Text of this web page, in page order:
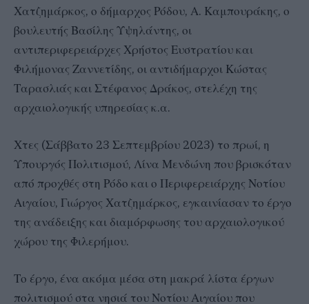
Χατζημάρκος, ο δήμαρχος Ρόδου, Α. Καμπουράκης, ο
βουλευτής Βασίλης Υψηλάντης, οι
αντιπεριφερειάρχες Χρήστος Ευστρατίου και
Φιλήμονας Ζαννετίδης, οι αντιδήμαρχοι Κώστας
Ταρασλιάς και Στέφανος Δράκος, στελέχη της
αρχαιολογικής υπηρεσίας κ.α.
Χτες (Σάββατο 23 Σεπτεμβρίου 2023) το πρωί, η
Υπουργός Πολιτισμού, Λίνα Μενδώνη που βρισκόταν
από προχθές στη Ρόδο και ο Περιφερειάρχης Νοτίου
Αιγαίου, Γιώργος Χατζημάρκος, εγκαινίασαν το έργο
της ανάδειξης και διαμόρφωσης του αρχαιολογικού
χώρου της Φιλερήμου.
Το έργο, ένα ακόμα μέσα στη μακρά λίστα έργων
πολιτισμού στα νησιά του Νοτίου Αιγαίου που